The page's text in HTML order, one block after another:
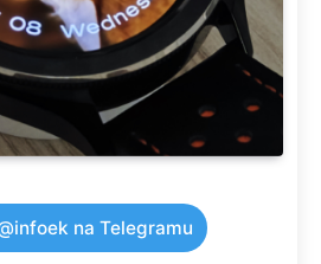
na Telegramu